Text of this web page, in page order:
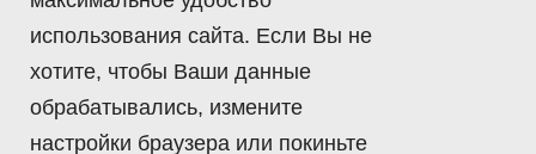
персональных данных
Согласие на получение рекламной
использования сайта. Если Вы не
хотите, чтобы Ваши данные
обрабатывались, измените
настройки браузера или покиньте